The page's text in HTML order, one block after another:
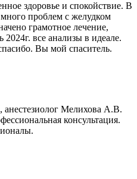
здоровье и спокойствие. В
проблем с желудком
грамотное лечение,
все анализы в идеале.
Вы мой спаситель.
Мелихова А.В.
консультация.